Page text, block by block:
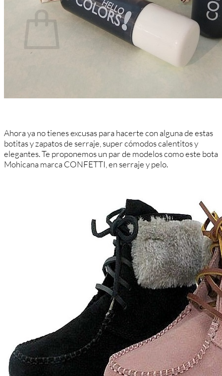
Carrito
Ahora ya no tienes excusas para hacerte con alguna de estas
botitas y zapatos de serraje, super cómodos calentitos y
elegantes. Te proponemos un par de modelos como este bota
Mohicana marca CONFETTI, en serraje y pelo.